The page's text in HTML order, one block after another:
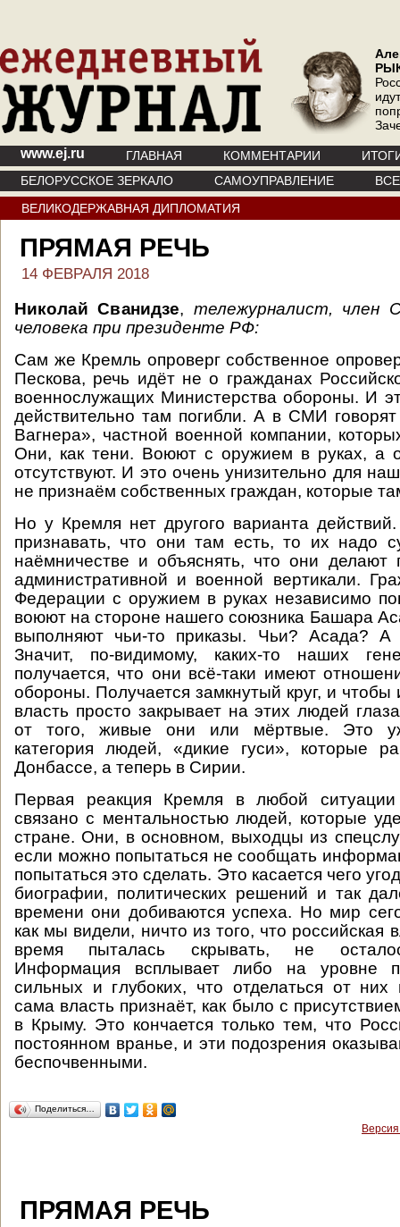
www.ej.ru ГЛАВНАЯ КОММЕНТАРИИ
БЕЛОРУССКОЕ ЗЕРКАЛО
САМОУПРАВЛЕНИЕ
ВЕЛИКОДЕРЖАВНАЯ ДИПЛОМАТИЯ
ПРЯМАЯ РЕЧЬ
14 ФЕВРАЛЯ 2018
Николай Сванидзе, тележурналист, член
человека при президенте РФ:
Сам же Кремль опроверг собственное
Пескова, речь идёт не о гражданах
военнослужащих Министерства обороны. И
действительно там погибли. А в СМИ
Вагнера», частной военной компании,
Они, как тени. Воюют с оружием в руках, а
отсутствуют. И это очень унизительно для
не признаём собственных граждан, которые
Но у Кремля нет другого варианта
признавать, что они там есть, то их надо
наёмничестве и объяснять, что они делают
административной и военной вертикали.
Федерации с оружием в руках независимо
воюют на стороне нашего союзника Башара
выполняют чьи-то приказы. Чьи? Асада? А
Значит, по-видимому, каких-то наших
получается, что они всё-таки имеют
обороны. Получается замкнутый круг, и чтобы
власть просто закрывает на этих людей
от того, живые они или мёртвые. Это
категория людей, «дикие гуси», которые
Донбассе, а теперь в Сирии.
Первая реакция Кремля в любой
связано с ментальностью людей, которые
стране. Они, в основном, выходцы из
если можно попытаться не сообщать
попытаться это сделать. Это касается чего
биографии, политических решений и так
времени они добиваются успеха. Но мир
как мы видели, ничто из того, что российская
время пыталась скрывать, не
Информация всплывает либо на уровне
сильных и глубоких, что отделаться от
сама власть признаёт, как было с
в Крыму. Это кончается только тем, что
постоянном вранье, и эти подозрения
беспочвенными.
Поделиться…
ПРЯМАЯ РЕЧЬ